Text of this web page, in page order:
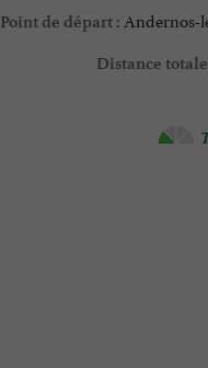
Point de départ : Andernos-
Distance